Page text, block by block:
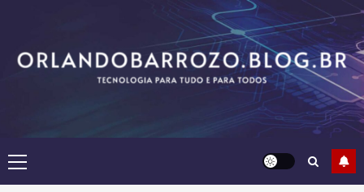
content
Primary
Menu